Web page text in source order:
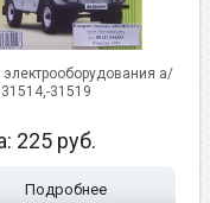
а/
31519
225 руб.
Подробнее